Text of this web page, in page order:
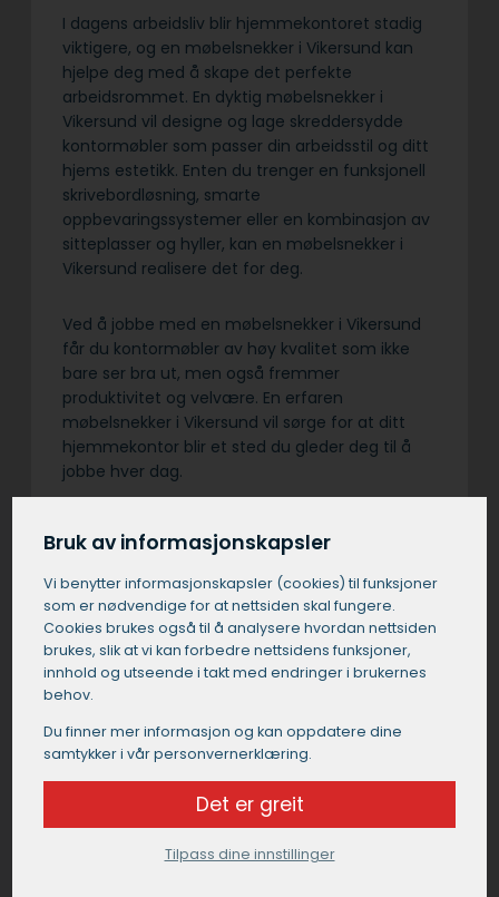
I dagens arbeidsliv blir hjemmekontoret stadig
viktigere, og en møbelsnekker i Vikersund kan
hjelpe deg med å skape det perfekte
arbeidsrommet. En dyktig møbelsnekker i
Vikersund vil designe og lage skreddersydde
kontormøbler som passer din arbeidsstil og ditt
hjems estetikk. Enten du trenger en funksjonell
skrivebordløsning, smarte
oppbevaringssystemer eller en kombinasjon av
sitteplasser og hyller, kan en møbelsnekker i
Vikersund realisere det for deg.
Ved å jobbe med en møbelsnekker i Vikersund
får du kontormøbler av høy kvalitet som ikke
bare ser bra ut, men også fremmer
produktivitet og velvære. En erfaren
møbelsnekker i Vikersund vil sørge for at ditt
hjemmekontor blir et sted du gleder deg til å
jobbe hver dag.
Få et uforpliktende tilbud
Send oss en kort beskrivelse av dine ønsker og
behov, så finner vi en passende
mobelsnekkersleverandør for deg.
Få et tilbud fra en møbelsnekker i
Bruk av informasjonskapsler
Vi benytter informasjons­kapsler (cookies) til funksjoner
som er nødvendige for at nettsiden skal fungere.
Cookies brukes også til å analysere hvordan nettsiden
brukes, slik at vi kan forbedre nettsidens funksjoner,
innhold og utseende i takt med endringer i brukernes
behov.
Du finner mer informasjon og kan oppdatere dine
samtykker i vår personvernerklæring.
Det er greit
Tilpass dine innstillinger